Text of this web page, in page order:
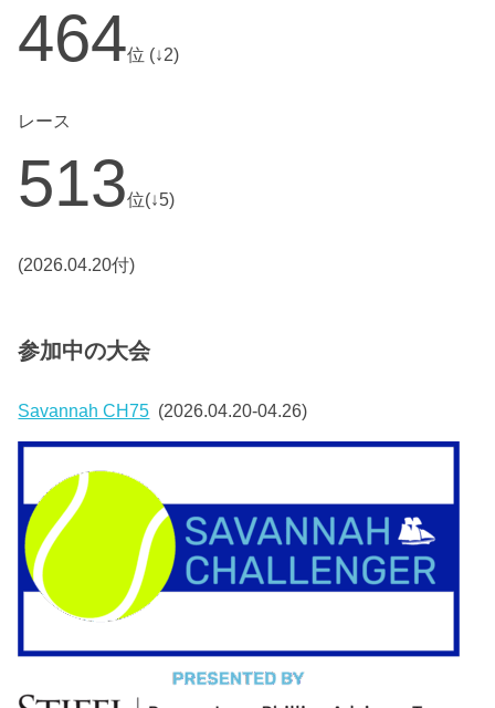
464位 (↓2)
レース
513位(↓5)
(2026.04.20付)
参加中の大会
Savannah CH75 (2026.04.20-04.26)